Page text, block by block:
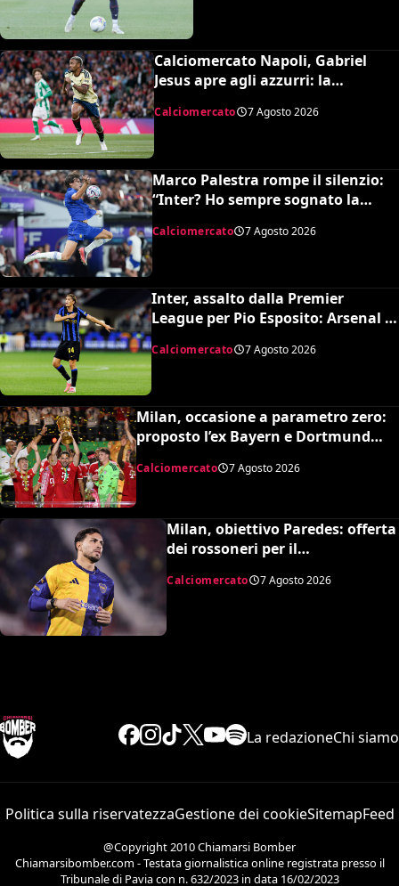
Calciomercato Napoli, Gabriel
Jesus apre agli azzurri: la
Calciomercato 7 Agosto 2026
Marco Palestra rompe il silenzio:
“Inter? Ho sempre sognato la
Premier League e il Chelsea”
Calciomercato 7 Agosto 2026
Inter, assalto dalla Premier
League per Pio Esposito: Arsenal e
Calciomercato 7 Agosto 2026
Milan, occasione a parametro zero:
proposto l’ex Bayern e Dortmund
Raphaël Guerreiro per il nuovo
modulo
Calciomercato 7 Agosto 2026
Milan, obiettivo Paredes: offerta
dei rossoneri per il
Calciomercato 7 Agosto 2026
La redazioneChi siamo
Politica sulla riservatezzaGestione dei cookieSitemapFeed
@Copyright 2010 Chiamarsi Bomber
Chiamarsibomber.com - Testata giornalistica online registrata presso il
Tribunale di Pavia con n. 632/2023 in data 16/02/2023